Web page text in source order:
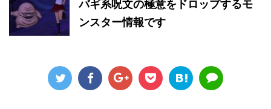
バギ系呪文の極意をドロップするモ
ンスター情報です